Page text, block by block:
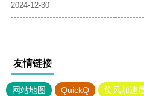
2024-12-30
友情链接
网站地图 QuickQ 旋风加速